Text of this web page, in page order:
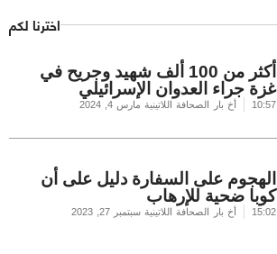
اخترنا لكم
أكثر من 100 ألف شهيد وجريح في
غزة جراء العدوان الإسرائيلي
10:57 أخ بار الصحافة اللاتينية مارس 4, 2024
الهجوم على السفارة دليل على أن
كوبا ضحية للإرهاب
15:02 أخ بار الصحافة اللاتينية سبتمبر 27, 2023